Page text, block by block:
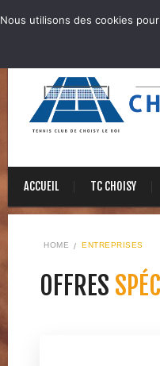
ACCUEIL TC CHOISY
HOME ENTREPRISES
OFFRES
Nous utilisons des cookies